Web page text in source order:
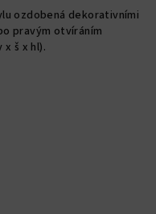
ozdobená dekorativními
pravým otvíráním
x š x hl).